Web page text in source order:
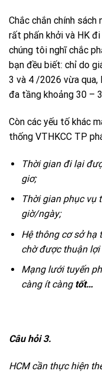
Chắc chắn chính sách
rất phấn khởi và HK
chúng tôi nghĩ chắc
bạn đều biết: chỉ do
3 và 4 /2026 vừa qua,
đa tầng khoảng 30 –
Còn các yếu tố khác
thống VTHKCC TP
Thời gian đi lại
giơ;
Thời gian phục vụ
giờ/ngày;
Hệ thông cơ sở hạ
chờ được thuận lợi
Mạng lưới tuyến
càng ít càngtốt…
Câu hỏi 3.
HCM cần thực hiện